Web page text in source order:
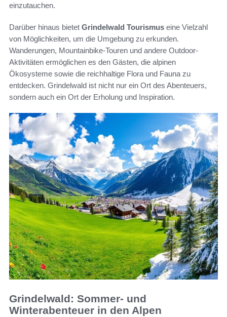
einzutauchen.
Darüber hinaus bietet Grindelwald Tourismus eine Vielzahl
von Möglichkeiten, um die Umgebung zu erkunden.
Wanderungen, Mountainbike-Touren und andere Outdoor-
Aktivitäten ermöglichen es den Gästen, die alpinen
Ökosysteme sowie die reichhaltige Flora und Fauna zu
entdecken. Grindelwald ist nicht nur ein Ort des Abenteuers,
sondern auch ein Ort der Erholung und Inspiration.
Grindelwald: Sommer- und
Winterabenteuer in den Alpen